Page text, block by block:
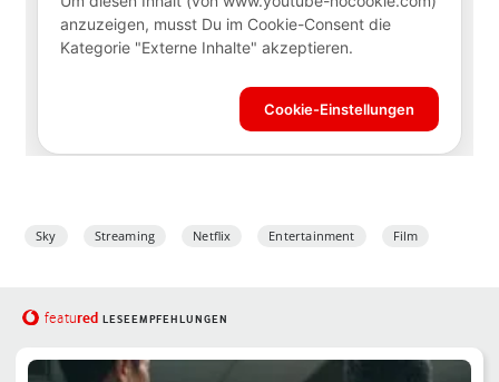
Sky Streaming Netflix Entertainment Film
featured LESEEMPFEHLUNGEN